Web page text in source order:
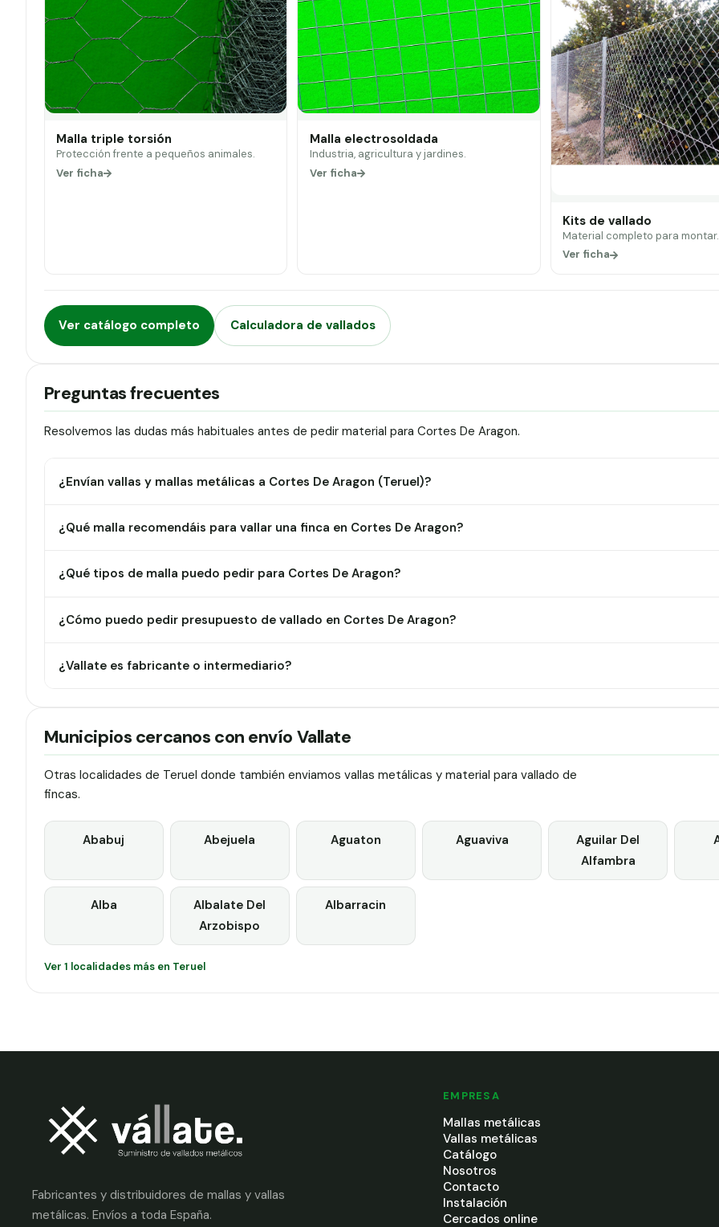
Malla triple torsión
Protección frente a pequeños animales.
Ver ficha
Malla electrosoldada
Industria, agricultura y jardines.
Ver ficha
Kits de vallado
Material completo para montar.
Ver ficha
Ver catálogo completo Calculadora de vallados
Preguntas frecuentes
Resolvemos las dudas más habituales antes de pedir material para Cortes De Aragon.
¿Envían vallas y mallas metálicas a Cortes De Aragon (Teruel)?
¿Qué malla recomendáis para vallar una finca en Cortes De Aragon?
¿Qué tipos de malla puedo pedir para Cortes De Aragon?
¿Cómo puedo pedir presupuesto de vallado en Cortes De Aragon?
¿Vallate es fabricante o intermediario?
Municipios cercanos con envío Vallate
Otras localidades de Teruel donde también enviamos vallas metálicas y material para vallado de
fincas.
Ababuj Abejuela Aguaton Aguaviva
Aguilar Del
Alfambra
Alba
Albalate Del
Arzobispo
Albarracin
Ver 1 localidades más en Teruel
Fabricantes y distribuidores de mallas y vallas
metálicas. Envíos a toda España.
EMPRESA
Mallas metálicas
Vallas metálicas
Catálogo
Nosotros
Contacto
Instalación
Cercados online